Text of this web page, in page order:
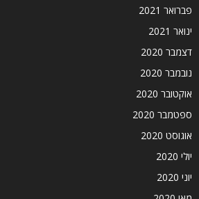
פברואר 2021
ינואר 2021
דצמבר 2020
נובמבר 2020
אוקטובר 2020
ספטמבר 2020
אוגוסט 2020
יולי 2020
יוני 2020